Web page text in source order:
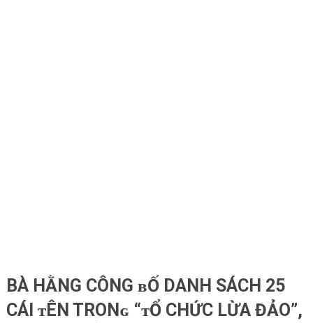
BÀ HẰNG CÔNG ʙỐ DANH SÁCH 25
CÁI ᴛÊN TRONɢ “ᴛỔ CHỨC LỪA ĐẢO”,